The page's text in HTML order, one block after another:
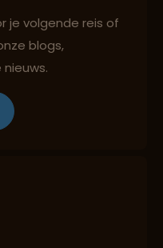
cultuur en milieu
je volgende reis of
blogs,